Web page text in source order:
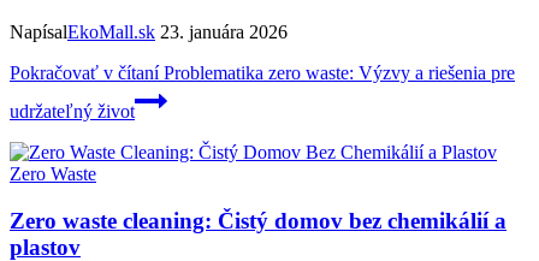
NapísalEkoMall.sk 23. januára 2026
Pokračovať v čítaníProblematika zero waste: Výzvy a riešenia pre
udržateľný život
Zero Waste
Zero waste cleaning: Čistý domov bez chemikálií a
plastov